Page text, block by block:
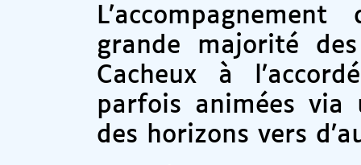
grande majorité
Cacheux à
parfois animées via
des horizons vers